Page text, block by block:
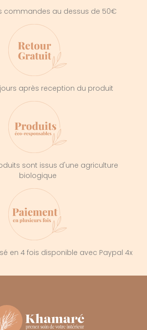
commandes au dessus de 50€
après reception du produit
sont issus d'une agriculture
biologique
en 4 fois disponible avec Paypal 4x